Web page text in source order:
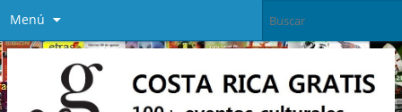
Menú